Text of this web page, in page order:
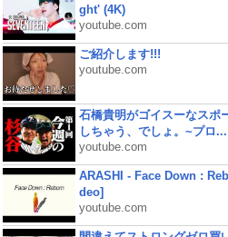
ght' (4K)
youtube.com
ご紹介します!!!
youtube.com
石橋貴明がゴイスーなスポ
しちゃう、でしょ。~プロ...
youtube.com
ARASHI - Face Down :
deo]
youtube.com